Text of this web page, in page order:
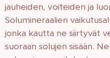
jauheiden, voiteiden ja
Solumineraalien
jonka kautta ne siirtyvät
suoraan solujen sisään.